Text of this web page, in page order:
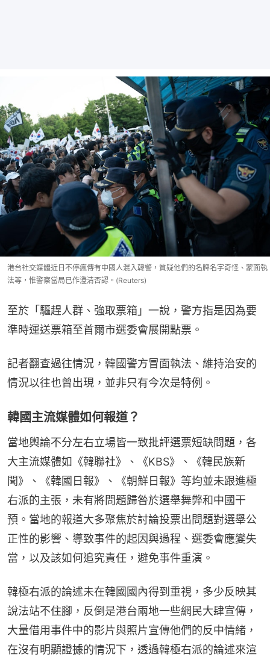
港台社交媒體近日不停瘋傳有中國人混入韓警，質疑他們的名牌名字奇怪、蒙面執
法等，惟警察當局已作澄清否認。(Reuters)
至於「驅趕人群、強取票箱」一說，警方指是因為要
準時運送票箱至首爾市選委會展開點票。
記者翻查過往情況，韓國警方冒面執法、維持治安的
情況以往也曾出現，並非只有今次是特例。
韓國主流媒體如何報道？
當地輿論不分左右立場皆一致批評選票短缺問題，各
大主流媒體如《韓聯社》、《KBS》、《韓民族新
聞》、《韓國日報》、《朝鮮日報》等均並未跟進極
右派的主張，未有將問題歸咎於選舉舞弊和中國干
預。當地的報道大多聚焦於討論投票出問題對選舉公
正性的影響、導致事件的起因與過程、選委會應變失
當，以及該如何追究責任，避免事件重演。
韓極右派的論述未在韓國國內得到重視，多少反映其
說法站不住腳，反倒是港台兩地一些網民大肆宣傳，
大量借用事件中的影片與照片宣傳他們的反中情緒，
在沒有明顯證據的情況下，透過韓極右派的論述來渲